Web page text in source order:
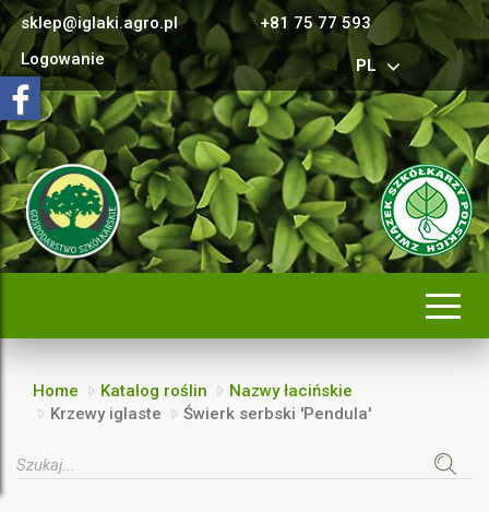
sklep@iglaki.agro.pl
+81 75 77 593
Logowanie
PL
Home Katalog roślin
Nazwy łacińskie
Krzewy iglaste
Świerk serbski 'Pendula'